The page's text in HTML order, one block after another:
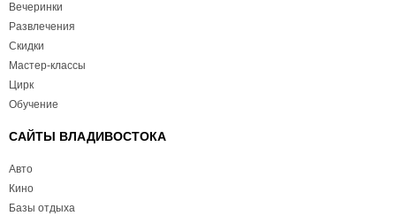
Вечеринки
Развлечения
Скидки
Мастер-классы
Цирк
Обучение
САЙТЫ ВЛАДИВОСТОКА
Авто
Кино
Базы отдыха